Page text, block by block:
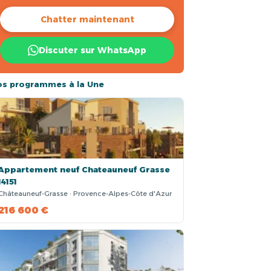
Chatter maintenant
Discuter sur WhatsApp
programmes à la Une
neuf Chateauneuf Grasse
Grasse · Provence-Alpes-Côte d'Azur
600 €